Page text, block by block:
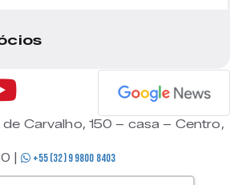
de Carvalho, 150 – casa – Centro,
|
+55 (32) 9 9800 8403